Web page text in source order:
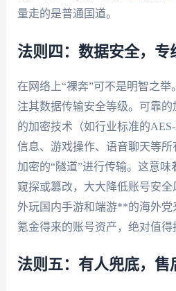
量走的是普通国道。
法则四：数据安全，专
在网络上“裸奔”可不是明智之
注其数据传输安全等级。可靠的
的加密技术（如行业标准的
信息、游戏操作、语音聊天等所
加密的“隧道”进行传输。这意
窥探或篡改，大大降低账号安
外玩国内手游和端游**的海外党
氪金得来的账号资产，绝对值得
法则五：有人兜底，售